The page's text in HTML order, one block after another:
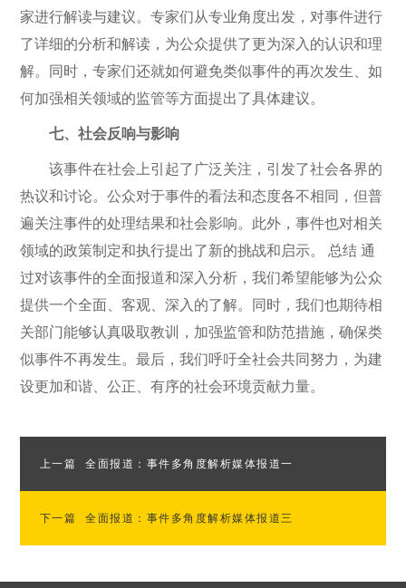
家进行解读与建议。专家们从专业角度出发，对事件进行
了详细的分析和解读，为公众提供了更为深入的认识和理
解。同时，专家们还就如何避免类似事件的再次发生、如
何加强相关领域的监管等方面提出了具体建议。
七、社会反响与影响
该事件在社会上引起了广泛关注，引发了社会各界的
热议和讨论。公众对于事件的看法和态度各不相同，但普
遍关注事件的处理结果和社会影响。此外，事件也对相关
领域的政策制定和执行提出了新的挑战和启示。 总结 通
过对该事件的全面报道和深入分析，我们希望能够为公众
提供一个全面、客观、深入的了解。同时，我们也期待相
关部门能够认真吸取教训，加强监管和防范措施，确保类
似事件不再发生。最后，我们呼吁全社会共同努力，为建
设更加和谐、公正、有序的社会环境贡献力量。
上一篇 全面报道：事件多角度解析媒体报道一
下一篇 全面报道：事件多角度解析媒体报道三